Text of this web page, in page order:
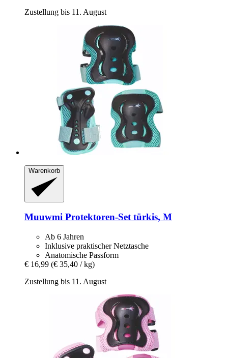
Zustellung bis 11. August
Warenkorb
Muuwmi Protektoren-​Set türkis, M
Ab 6 Jahren
Inklusive praktischer Netztasche
Anatomische Passform
€ 16,99 (€ 35,40 / kg)
Zustellung bis 11. August